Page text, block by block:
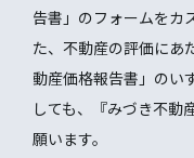
告書」のフォームをカ
た、不動産の評価にあ
動産価格報告書」のい
しても、『みづき不動
願います。